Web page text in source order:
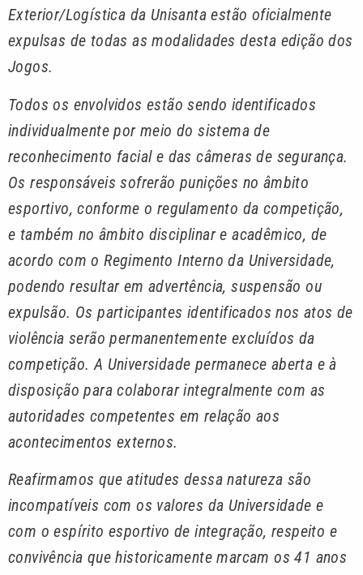
Exterior/Logística da Unisanta estão oficialmente
expulsas de todas as modalidades desta edição dos
Jogos.
Todos os envolvidos estão sendo identificados
individualmente por meio do sistema de
reconhecimento facial e das câmeras de segurança.
Os responsáveis sofrerão punições no âmbito
esportivo, conforme o regulamento da competição,
e também no âmbito disciplinar e acadêmico, de
acordo com o Regimento Interno da Universidade,
podendo resultar em advertência, suspensão ou
expulsão. Os participantes identificados nos atos de
violência serão permanentemente excluídos da
competição. A Universidade permanece aberta e à
disposição para colaborar integralmente com as
autoridades competentes em relação aos
acontecimentos externos.
Reafirmamos que atitudes dessa natureza são
incompatíveis com os valores da Universidade e
com o espírito esportivo de integração, respeito e
convivência que historicamente marcam os 41 anos